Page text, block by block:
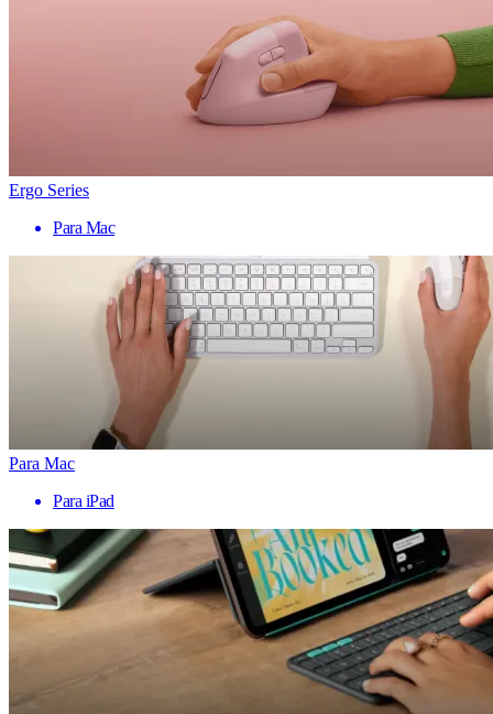
Ergo Series
Para Mac
Para Mac
Para iPad